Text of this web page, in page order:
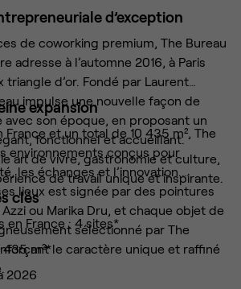
d’exception
de coworking premium, The Bureau
adresse à l’automne 2016, à Paris
d’or. Fondé par Laurent
impulse une nouvelle façon de
avec son époque, en proposant un
fonctionnel et accueillant.
art de vivre, gastronomie et culture,
de travail unique et inspirante.
expansion
France et un total de 10 435 m², The
environnements conçus pour
les échanges et l’innovation.
lieux est signée par des pointures
ou Marika Dru, et chaque objet de
sélectionné par The
le caractère unique et raffiné
clés
en France : 4 sites*
435 m²*
2026